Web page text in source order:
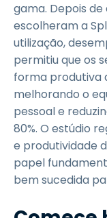
gama. Depois
escolheram a
utilização,
permitiu que os
forma produtiva
melhorando o
pessoal e
80%. O estúdio
e produtividade
papel
bem sucedida